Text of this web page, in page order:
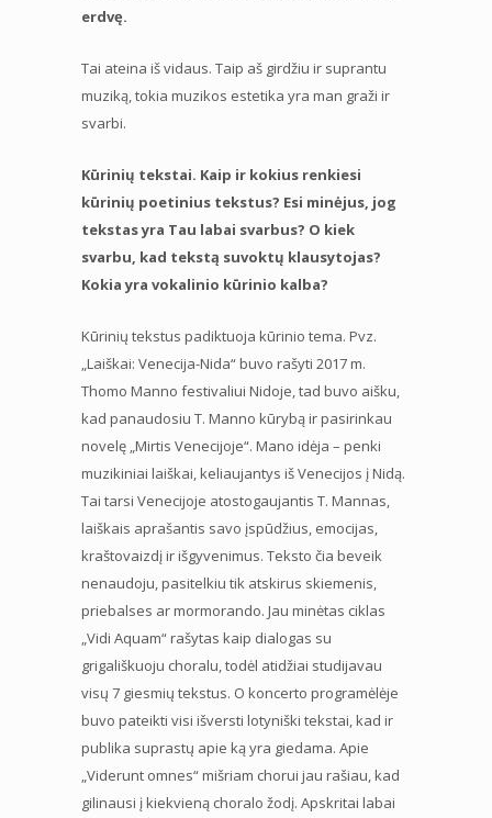
erdvę.
Tai ateina iš vidaus. Taip aš girdžiu ir suprantu
muziką, tokia muzikos estetika yra man graži ir
svarbi.
Kūrinių tekstai. Kaip ir kokius renkiesi
kūrinių poetinius tekstus? Esi minėjus, jog
tekstas yra Tau labai svarbus? O kiek
svarbu, kad tekstą suvoktų klausytojas?
Kokia yra vokalinio kūrinio kalba?
Kūrinių tekstus padiktuoja kūrinio tema. Pvz.
„Laiškai: Venecija-Nida“ buvo rašyti 2017 m.
Thomo Manno festivaliui Nidoje, tad buvo aišku,
kad panaudosiu T. Manno kūrybą ir pasirinkau
novelę „Mirtis Venecijoje“. Mano idėja – penki
muzikiniai laiškai, keliaujantys iš Venecijos į Nidą.
Tai tarsi Venecijoje atostogaujantis T. Mannas,
laiškais aprašantis savo įspūdžius, emocijas,
kraštovaizdį ir išgyvenimus. Teksto čia beveik
nenaudoju, pasitelkiu tik atskirus skiemenis,
priebalses ar mormorando. Jau minėtas ciklas
„Vidi Aquam“ rašytas kaip dialogas su
grigališkuoju choralu, todėl atidžiai studijavau
visų 7 giesmių tekstus. O koncerto programėlėje
buvo pateikti visi išversti lotyniški tekstai, kad ir
publika suprastų apie ką yra giedama. Apie
„Viderunt omnes“ mišriam chorui jau rašiau, kad
gilinausi į kiekvieną choralo žodį. Apskritai labai